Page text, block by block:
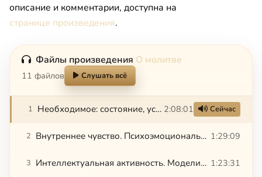
описание и комментарии, доступна на
странице произведения.
Файлы произведения О молитве
11 файлов Слушать всё
1 Необходимое: состояние, усилие, чистота, внутренняя цельность 2:08:01 Сейчас
2 Внутреннее чувство. Психоэмоциональный уровень. Собирание ума в сердце через внутреннее дыхание жизни 1:29:09
3 Интеллектуальная активность. Моделирование реальности. Внутренняя точка личности 1:23:31